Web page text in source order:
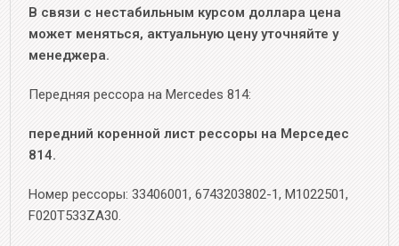
В связи с нестабильным курсом доллара цена
может меняться, актуальную цену уточняйте у
менеджера.
Передняя рессора на Mercedes 814:
передний коренной лист рессоры на Мерседес
814.
Номер рессоры: 33406001, 6743203802-1, M1022501,
F020T533ZA30.